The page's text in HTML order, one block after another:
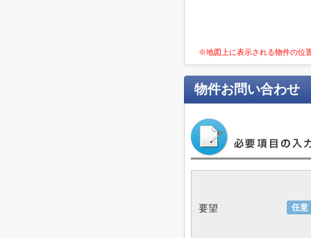
※地図上に表示される物件の位
物件お問い合わせ
任意
要望